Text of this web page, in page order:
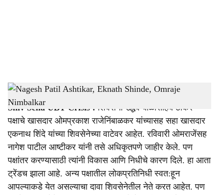
h
a
r
e
Nagesh Patil Ashtikar, Eknath Shinde, Omraje Nimbalkar-Sarkarnama
Shiv Sena UBT Crisis : शिवसेना उद्धव बाळासाहेब ठाकरे
पक्षाचे खासदार ओमप्रकाश राजेनिंबाळकर यांच्यासह सहा खासदार
एकनाथ शिंदे यांच्या शिवसेनेच्या वाटेवर आहेत. रविवारी ओमराजेंसह
नागेश पाटील आष्टीकर यांनी तसे अधिकृतपणे जाहीर केले. पण
पक्षांतर करण्यासाठी त्यांनी विकास आणि निधीचे कारण दिले. हा आता
ट्रेंडच झाला आहे. अन्य पक्षातील लोकप्रतिनिधी स्वत:हून
आपल्याकडे येत असल्याचा दावा शिवसेनेतील नेते करत आहेत. पण